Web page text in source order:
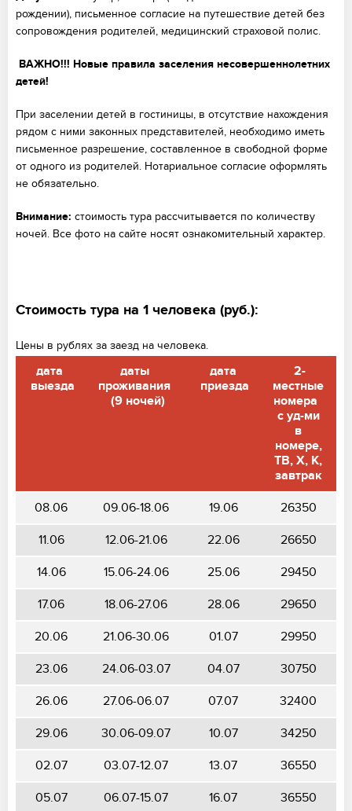
рождении), письменное согласие на путешествие детей без
сопровождения родителей, медицинский страховой полис.
ВАЖНО!!! Новые правила заселения несовершеннолетних
детей!
При заселении детей в гостиницы, в отсутствие нахождения
рядом с ними законных представителей, необходимо иметь
письменное разрешение, составленное в свободной форме
от одного из родителей. Нотариальное согласие оформлять
не обязательно.
Внимание: стоимость тура рассчитывается по количеству
ночей. Все фото на сайте носят ознакомительный характер.
Стоимость тура на 1 человека (руб.):
Цены в рублях за заезд на человека.
дата
выезда
даты
проживания
(9 ночей)
дата
приезда
2-
местные
номера
с уд-ми
в
номере,
ТВ, Х, К,
завтрак
08.06 09.06-18.06 19.06 26350
11.06 12.06-21.06 22.06 26650
14.06 15.06-24.06 25.06 29450
17.06 18.06-27.06 28.06 29650
20.06 21.06-30.06 01.07 29950
23.06 24.06-03.07 04.07 30750
26.06 27.06-06.07 07.07 32400
29.06 30.06-09.07 10.07 34250
02.07 03.07-12.07 13.07 36550
05.07 06.07-15.07 16.07 36550